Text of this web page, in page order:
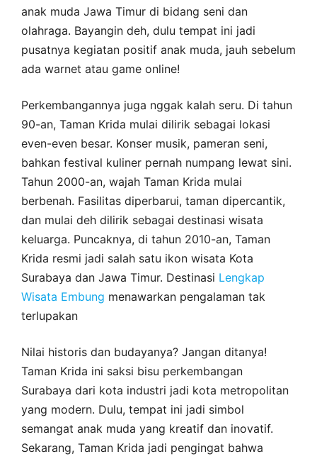
anak muda Jawa Timur di bidang seni dan
olahraga. Bayangin deh, dulu tempat ini jadi
pusatnya kegiatan positif anak muda, jauh sebelum
ada warnet atau game online!
Perkembangannya juga nggak kalah seru. Di tahun
90-an, Taman Krida mulai dilirik sebagai lokasi
even-even besar. Konser musik, pameran seni,
bahkan festival kuliner pernah numpang lewat sini.
Tahun 2000-an, wajah Taman Krida mulai
berbenah. Fasilitas diperbarui, taman dipercantik,
dan mulai deh dilirik sebagai destinasi wisata
keluarga. Puncaknya, di tahun 2010-an, Taman
Krida resmi jadi salah satu ikon wisata Kota
Surabaya dan Jawa Timur. Destinasi Lengkap
Wisata Embung menawarkan pengalaman tak
terlupakan
Nilai historis dan budayanya? Jangan ditanya!
Taman Krida ini saksi bisu perkembangan
Surabaya dari kota industri jadi kota metropolitan
yang modern. Dulu, tempat ini jadi simbol
semangat anak muda yang kreatif dan inovatif.
Sekarang, Taman Krida jadi pengingat bahwa